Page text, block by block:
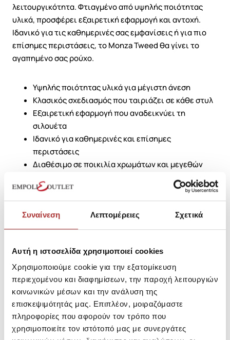
Συναίνεση Λεπτομέρειες Σχετικά
Αυτή η ιστοσελίδα χρησιμοποιεί cookies
Χρησιμοποιούμε cookie για την εξατομίκευση
περιεχομένου και διαφημίσεων, την παροχή λειτουργιών
κοινωνικών μέσων και την ανάλυση της
επισκεψιμότητάς μας. Επιπλέον, μοιραζόμαστε
πληροφορίες που αφορούν τον τρόπο που
χρησιμοποιείτε τον ιστότοπό μας με συνεργάτες
λειτουργικότητα. Φτιαγμένο από υψηλής ποιότητας
υλικά, προσφέρει εξαιρετική εφαρμογή και αντοχή.
Ιδανικό για τις καθημερινές σας εμφανίσεις ή για πιο
επίσημες περιστάσεις, το Monza Tweed θα γίνει το
αγαπημένο σας ρούχο.
Υψηλής ποιότητας υλικά για μέγιστη άνεση
Κλασικός σχεδιασμός που ταιριάζει σε κάθε στυλ
Εξαιρετική εφαρμογή που αναδεικνύει τη
σιλουέτα
Ιδανικό για καθημερινές και επίσημες
περιστάσεις
Διαθέσιμο σε ποικιλία χρωμάτων και μεγεθών
Επιλέξτε το Monza Tweed και αναβαθμίστε την
γκαρνταρόμπα σας με ένα κομμάτι που συνδυάζει στυλ
Μεγεθολόγιο
Κωδικός Κατασκευαστή: 11539
Σύνθεση
Αποστολές Προϊόντων